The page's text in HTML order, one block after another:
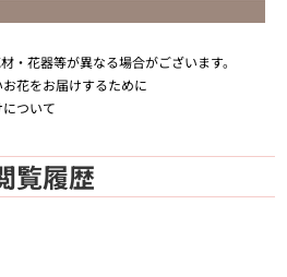
・花器等が異なる場合がございます。
花をお届けするために
ついて
覧履歴